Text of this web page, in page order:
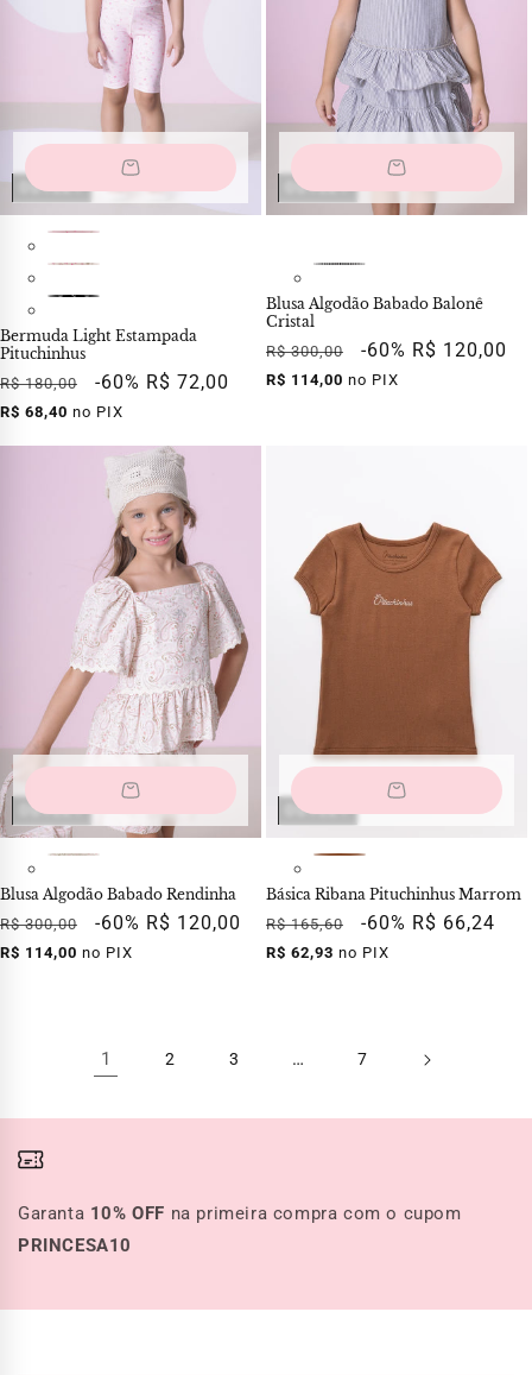
OUTLET
Bermuda Light Estampada
Pituchinhus
Preço
normal
R$ 180,00
Preço
promocional
-60% R$ 72,00
R$ 68,40 no PIX
OUTLET
Blusa Algodão Babado Balonê
Cristal
Preço
normal
R$ 300,00
Preço
promocional
-60% R$ 120,00
R$ 114,00 no PIX
OUTLET
Blusa Algodão Babado Rendinha
Preço
normal
R$ 300,00
Preço
promocional
-60% R$ 120,00
R$ 114,00 no PIX
OUTLET
Básica Ribana Pituchinhus Marrom
Preço
normal
R$ 165,60
Preço
promocional
-60% R$ 66,24
R$ 62,93 no PIX
1 2 3 … 7
Garanta 10% OFF na primeira compra com o cupom
PRINCESA10